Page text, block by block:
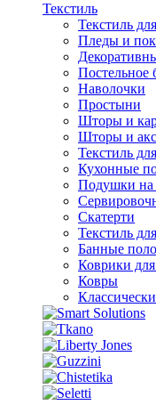
Текстиль
Текстиль
Пледы и
Постельное
Наволочки
Простыни
Шторы и
Шторы и
Текстиль
Кухонные
Подушки на
Скатерти
Текстиль
Банные
Коврики
Ковры